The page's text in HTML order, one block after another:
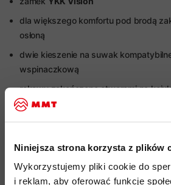
Niniejsza strona korzysta z plików
Wykorzystujemy pliki cookie do
i reklam, aby oferować funkcje
dla większego komfortu pod brodą
osłoną
dwie kieszenie na suwak
wspinaczkową
rękawy zakończone otworami na
wykonana w Europie
Więcej o produkcie
Specyfikacja